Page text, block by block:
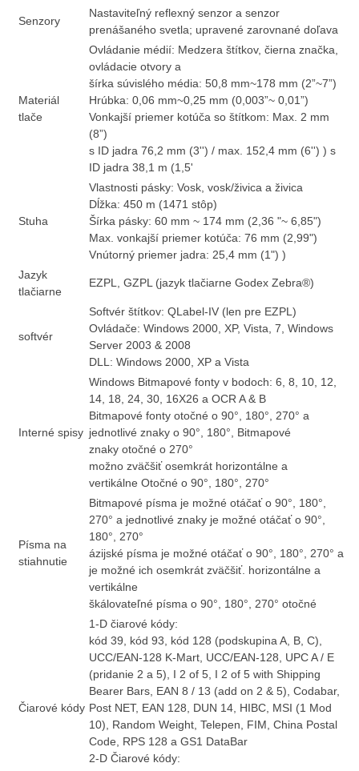
Senzory
Nastaviteľný reflexný senzor a senzor
prenášaného svetla; upravené zarovnané doľava
Materiál
tlače
Ovládanie médií: Medzera štítkov, čierna značka,
ovládacie otvory a
šírka súvislého média: 50,8 mm~178 mm (2”~7”)
Hrúbka: 0,06 mm~0,25 mm (0,003”~ 0,01”)
Vonkajší priemer kotúča so štítkom: Max. 2 mm
(8”)
s ID jadra 76,2 mm (3'') / max. 152,4 mm (6'') ) s
ID jadra 38,1 m (1,5'
Stuha
Vlastnosti pásky: Vosk, vosk/živica a živica
Dĺžka: 450 m (1471 stôp)
Šírka pásky: 60 mm ~ 174 mm (2,36 "~ 6,85")
Max. vonkajší priemer kotúča: 76 mm (2,99")
Vnútorný priemer jadra: 25,4 mm (1") )
Jazyk
tlačiarne
EZPL, GZPL (jazyk tlačiarne Godex Zebra®)
softvér
Softvér štítkov: QLabel-IV (len pre EZPL)
Ovládače: Windows 2000, XP, Vista, 7, Windows
Server 2003 & 2008
DLL: Windows 2000, XP a Vista
Interné spisy
Windows Bitmapové fonty v bodoch: 6, 8, 10, 12,
14, 18, 24, 30, 16X26 a OCR A & B
Bitmapové fonty otočné o 90°, 180°, 270° a
jednotlivé znaky o 90°, 180°, Bitmapové
znaky otočné o 270°
možno zväčšiť osemkrát horizontálne a
vertikálne Otočné o 90°, 180°, 270°
Písma na
stiahnutie
Bitmapové písma je možné otáčať o 90°, 180°,
270° a jednotlivé znaky je možné otáčať o 90°,
180°, 270°
ázijské písma je možné otáčať o 90°, 180°, 270° a
je možné ich osemkrát zväčšiť. horizontálne a
vertikálne
škálovateľné písma o 90°, 180°, 270° otočné
Čiarové kódy
1-D čiarové kódy:
kód 39, kód 93, kód 128 (podskupina A, B, C),
UCC/EAN-128 K-Mart, UCC/EAN-128, UPC A / E
(pridanie 2 a 5), I 2 of 5, I 2 of 5 with Shipping
Bearer Bars, EAN 8 / 13 (add on 2 & 5), Codabar,
Post NET, EAN 128, DUN 14, HIBC, MSI (1 Mod
10), Random Weight, Telepen, FIM, China Postal
Code, RPS 128 a GS1 DataBar
2-D Čiarové kódy: